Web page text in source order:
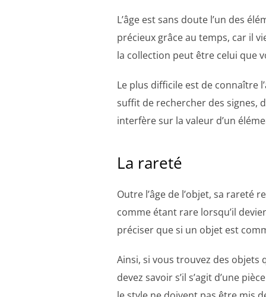
L’âge est sans doute l’un des
précieux grâce au temps, car il
la collection peut être celui que
Le plus difficile est de connaître
suffit de rechercher des signes,
interfère sur la valeur d’un
La rareté
Outre l’âge de l’objet, sa
comme étant rare lorsqu’il
préciser que si un objet est
Ainsi, si vous trouvez des objets
devez savoir s’il s’agit d’une